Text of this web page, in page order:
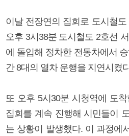
이날 전장연의 집회로 도시철
오후 3시38분 도시철도 2호선
에 돌입해 정차한 전동차에서
간 8대의 열차 운행을 지연시켰
또 오후 5시30분 시청역에 도
집회를 계속 진행해 시민들이
는 상황이 발생했다. 이 과정에